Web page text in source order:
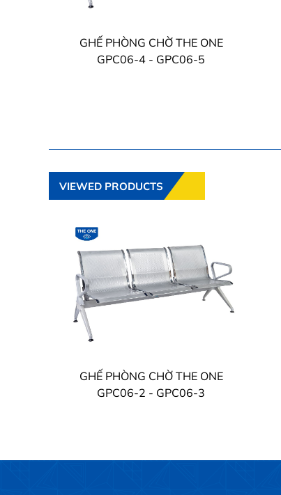
GHẾ PHÒNG CHỜ THE ONE
GPC06-4 - GPC06-5
VIEWED PRODUCTS
GHẾ PHÒNG CHỜ THE ONE
GPC06-2 - GPC06-3